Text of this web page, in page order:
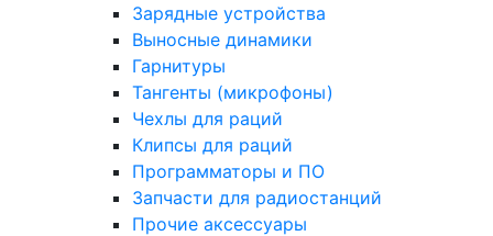
Зарядные устройства
Выносные динамики
Гарнитуры
Тангенты (микрофоны)
Чехлы для раций
Клипсы для раций
Программаторы и ПО
Запчасти для радиостанций
Прочие аксессуары